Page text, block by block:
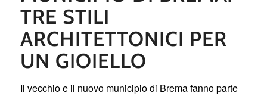
TRE STILI
ARCHITETTONICI PER
UN GIOIELLO
Il vecchio e il nuovo municipio di Brema fanno parte